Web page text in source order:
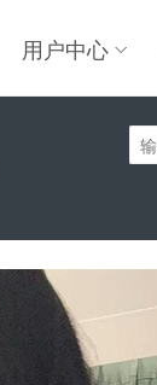
用户中心